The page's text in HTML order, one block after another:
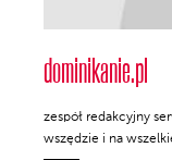
dominikanie.pl
zespół redakcyjny
wszędzie i na